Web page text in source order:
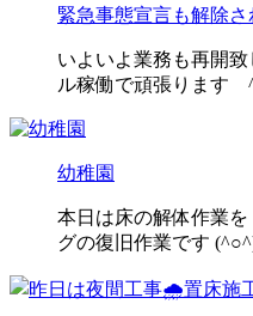
緊急事態宣言も解除さ
いよいよ業務も再開
ル稼働で頑張ります
幼稚園
本日は床の解体作業
グの復旧作業です